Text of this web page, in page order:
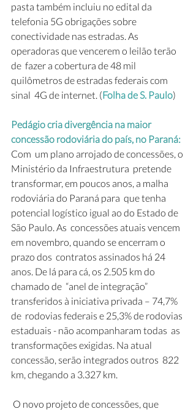
pasta também incluiu no edital da
telefonia 5G obrigações sobre
conectividade nas estradas. As
operadoras que vencerem o leilão terão
de  fazer a cobertura de 48 mil
quilômetros de estradas federais com
sinal  4G de internet. (Folha de S. Paulo)
Pedágio cria divergência na maior
concessão rodoviária do país, no Paraná:
Com  um plano arrojado de concessões, o
Ministério da Infraestrutura  pretende
transformar, em poucos anos, a malha
rodoviária do Paraná para  que tenha
potencial logístico igual ao do Estado de
São Paulo. As  concessões atuais vencem
em novembro, quando se encerram o
prazo dos  contratos assinados há 24
anos. De lá para cá, os 2.505 km do
chamado de  “anel de integração”
transferidos à iniciativa privada – 74,7%
de  rodovias federais e 25,3% de rodovias
estaduais - não acompanharam todas  as
transformações exigidas. Na atual
concessão, serão integrados outros  822
km, chegando a 3.327 km.